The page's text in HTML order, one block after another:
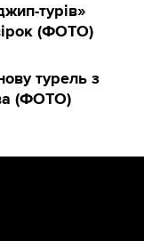
турів»
(ФОТО)
турель з
(ФОТО)